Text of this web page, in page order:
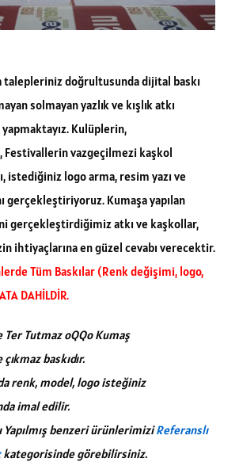
talepleriniz doğrultusunda dijital baskı
solmayan yazlık ve kışlık atkı
Kulüplerin,
Festivallerin vazgeçilmezi kaşkol
istediğiniz logo arma, resim yazı ve
gerçekleştiriyoruz. Kumaşa yapılan
gerçekleştirdiğimiz atkı ve kaşkollar,
ihtiyaçlarına en güzel cevabı verecektir.
Tüm Baskılar (Renk değişimi, logo,
DAHİLDİR.
Ter TutmazoQQoKumaş
baskıdır.
renk, model, logo isteğiniz
imal edilir.
Yapılmış benzeri ürünlerimiziReferanslı
kategorisinde görebilirsiniz.